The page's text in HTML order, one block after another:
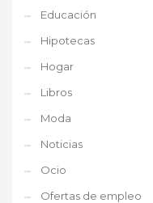
Educación
Hipotecas
Hogar
Libros
Moda
Noticias
Ocio
Ofertas de empleo